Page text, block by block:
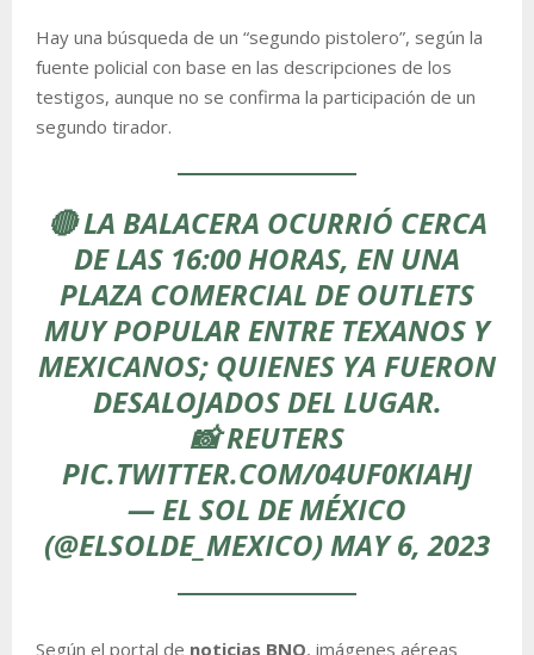
Hay una búsqueda de un “segundo pistolero”, según la
fuente policial con base en las descripciones de los
testigos, aunque no se confirma la participación de un
segundo tirador.
🔴 LA BALACERA OCURRIÓ CERCA
DE LAS 16:00 HORAS, EN UNA
PLAZA COMERCIAL DE OUTLETS
MUY POPULAR ENTRE TEXANOS Y
MEXICANOS; QUIENES YA FUERON
DESALOJADOS DEL LUGAR.
📸 REUTERS
PIC.TWITTER.COM/04UF0KIAHJ
— EL SOL DE MÉXICO
(@ELSOLDE_MEXICO) MAY 6, 2023
Según el portal de noticias BNO, imágenes aéreas